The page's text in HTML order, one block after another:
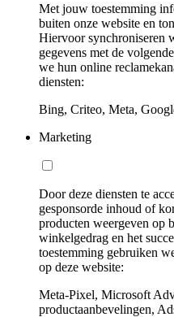
Met jouw toestemming
buiten onze website en
Hiervoor synchroniseren
gegevens met de
we hun online
diensten:
Bing, Criteo, Meta,
Marketing
Door deze diensten te
gesponsorde inhoud of
producten weergeven op
winkelgedrag en het
toestemming gebruiken
op deze website:
Meta-Pixel, Microsoft
productaanbevelingen,